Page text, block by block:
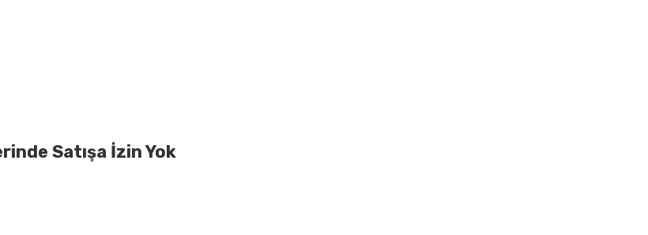
Satışa İzin Yok